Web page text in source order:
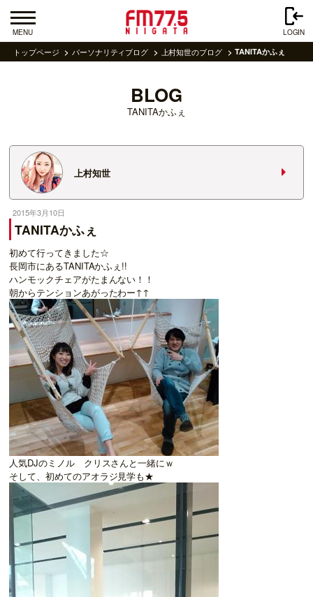
MENU LOGIN
トップページ パーソナリティブログ 上村知世のブログ TANITAかふぇ
BLOG
TANITAかふぇ
上村知世
2015年3月10日
TANITAかふぇ
初めて行ってきました☆
長岡市にあるTANITAかふぇ!!
ハンモックチェアがたまんない！！
朝からテンションあがったわー↑↑
人気DJのミノル クリスさんと一緒にｗ
そして、初めてのアオラジ見学も★